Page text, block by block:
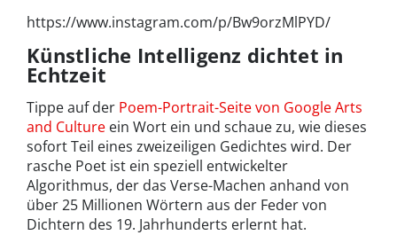
https://www.instagram.com/p/Bw9orzMlPYD/
Künstliche Intelligenz dichtet in
Echtzeit
Tippe auf der Poem-Portrait-Seite von Google Arts
and Culture ein Wort ein und schaue zu, wie dieses
sofort Teil eines zweizeiligen Gedichtes wird. Der
rasche Poet ist ein speziell entwickelter
Algorithmus, der das Verse-Machen anhand von
über 25 Millionen Wörtern aus der Feder von
Dichtern des 19. Jahrhunderts erlernt hat.